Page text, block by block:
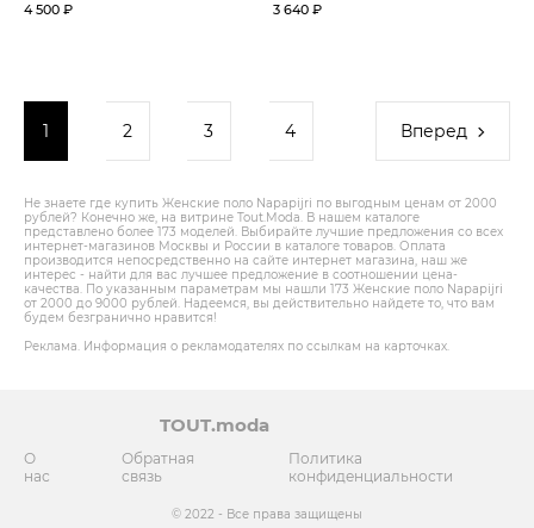
4 500 ₽ 3 640 ₽
1 2 3 4 Вперед
Не знаете где купить Женские поло Napapijri по выгодным ценам от 2000
рублей? Конечно же, на витрине Tout.Modа. В нашем каталоге
представлено более 173 моделей. Выбирайте лучшие предложения со всех
интернет-магазинов Москвы и России в каталоге товаров. Оплата
производится непосредственно на сайте интернет магазина, наш же
интерес - найти для вас лучшее предложение в соотношении цена-
качества. По указанным параметрам мы нашли 173 Женские поло Napapijri
от 2000 до 9000 рублей. Надеемся, вы действительно найдете то, что вам
будем безгранично нравится!
Реклама. Информация о рекламодателях по ссылкам на карточках.
TOUT.moda
О
нас
Обратная
связь
Политика
конфиденциальности
© 2022 - Все права защищены